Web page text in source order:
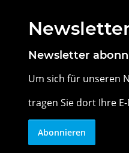
Newsletter
Um sich für unseren
tragen Sie dort Ihre
Abonnieren